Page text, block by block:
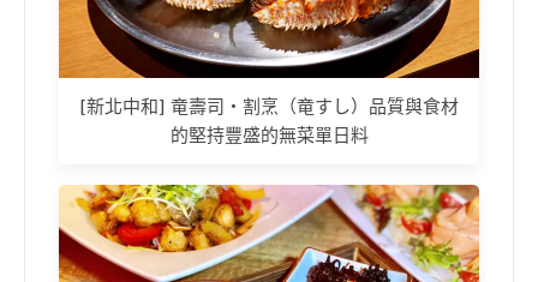
[新北中和] 竜壽司‧割烹（竜すし）品質與食材
的堅持豐盛的無菜單日料